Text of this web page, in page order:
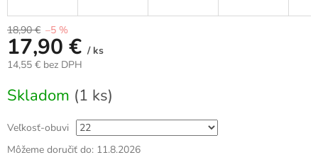
18,90 € –5 %
17,90 € / ks
14,55 € bez DPH
cena:
Skladom (1 ks)
Veľkosť-obuvi
Môžeme doručiť do: 11.8.2026